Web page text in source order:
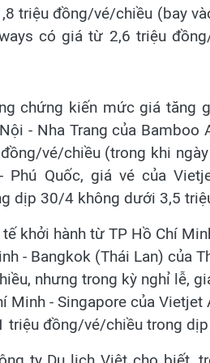
triệu đồng/vé/chiều (bay
có giá từ 2,6 triệu
chứng kiến mức giá tăng
- Nha Trang của Bamboo
vé/chiều (trong khi
Quốc, giá vé của
dịp 30/4 không dưới 3,5
khởi hành từ TP Hồ Chí
- Bangkok (Thái Lan) của
nhưng trong kỳ nghỉ lễ,
Minh - Singapore của Vietjet
triệu đồng/vé/chiều trong